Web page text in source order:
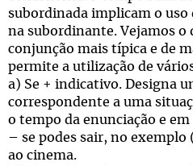
subordinada implicam o
na subordinante. Vejamos o
conjunção mais típica e de
permite a utilização de
a) Se + indicativo. Designa
correspondente a uma
o tempo da enunciação e
– se podes sair, no exemplo
ao cinema.